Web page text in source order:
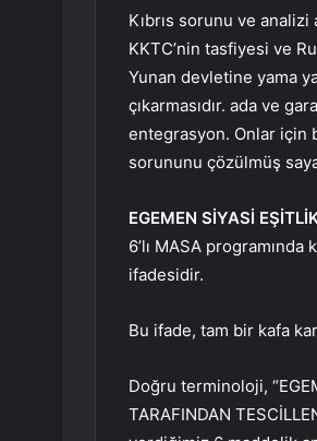
Kıbrıs sorunu ve
KKTC’nin tasfiyesi ve
Yunan devletine yama
çıkarmasıdır. ada ve
entegrasyon. Onlar için
sorununu çözülmüş
EGEMEN SİYASİ
6’lı MASA programında
ifadesidir.
Bu ifade, tam bir kafa
Doğru terminoloji,
TARAFINDAN